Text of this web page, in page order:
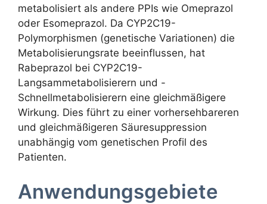
metabolisiert als andere PPIs wie Omeprazol
oder Esomeprazol. Da CYP2C19-
Polymorphismen (genetische Variationen) die
Metabolisierungsrate beeinflussen, hat
Rabeprazol bei CYP2C19-
Langsammetabolisierern und -
Schnellmetabolisierern eine gleichmäßigere
Wirkung. Dies führt zu einer vorhersehbareren
und gleichmäßigeren Säuresuppression
unabhängig vom genetischen Profil des
Patienten.
Anwendungsgebiete